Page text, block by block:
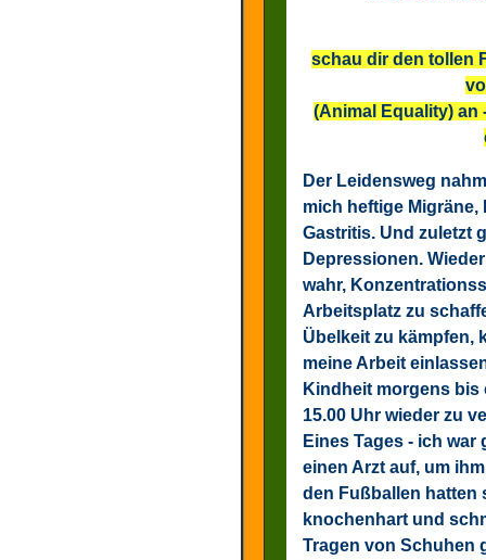
schau dir den tollen
(Animal Equality) an
Der Leidensweg
mich heftige
Gastritis. Und zuletzt
Depressionen.
wahr,
Arbeitsplatz zu
Übelkeit zu kämpfen,
meine Arbeit
Kindheit morgens bis
15.00 Uhr wieder zu
Eines Tages - ich
einen Arzt auf, um
den Fußballen hatten
knochenhart und
Tragen von Schuhen